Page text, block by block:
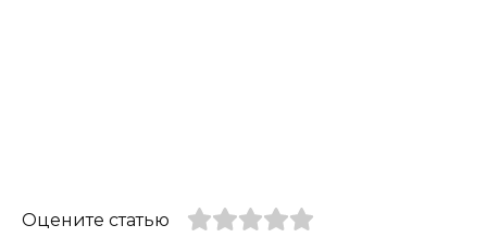
Оцените статью